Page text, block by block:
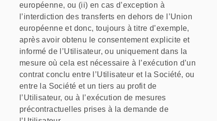
européenne, ou (ii) en cas d’exception à
l’interdiction des transferts en dehors de l’Union
européenne et donc, toujours à titre d’exemple,
après avoir obtenu le consentement explicite et
informé de l’Utilisateur, ou uniquement dans la
mesure où cela est nécessaire à l’exécution d’un
contrat conclu entre l’Utilisateur et la Société, ou
entre la Société et un tiers au profit de
l’Utilisateur, ou à l’exécution de mesures
précontractuelles prises à la demande de